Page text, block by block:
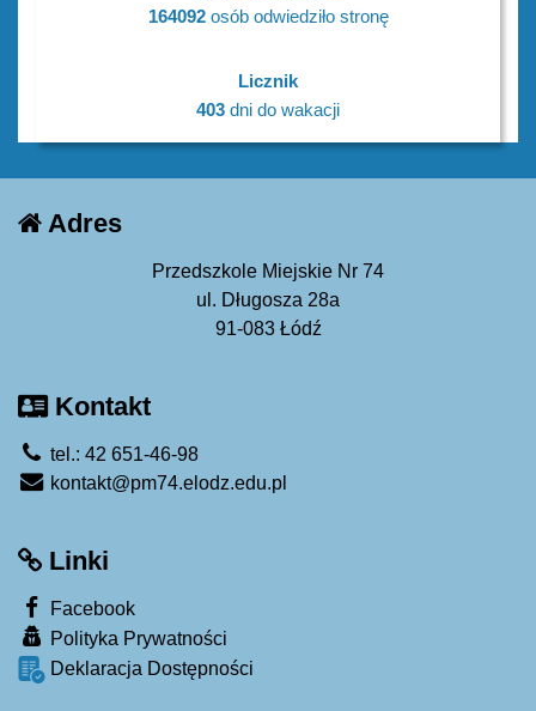
164092osób odwiedziło stronę
Licznik
403 dni do wakacji
Adres
Przedszkole Miejskie Nr 74
ul. Długosza 28a
91-083 Łódź
Kontakt
tel.: 42 651-46-98
kontakt@pm74.elodz.edu.pl
Linki
Facebook
Polityka Prywatności
Deklaracja Dostępności